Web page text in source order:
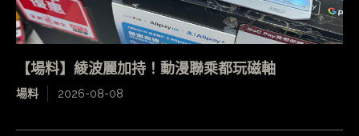
【場料】綾波麗加持！動漫聯乘都玩磁軸
場料 2026-08-08